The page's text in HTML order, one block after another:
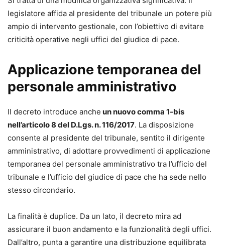
legislatore affida al presidente del tribunale un potere più
ampio di intervento gestionale, con l’obiettivo di evitare
criticità operative negli uffici del giudice di pace.
Applicazione temporanea del
personale amministrativo
Il decreto introduce anche un nuovo comma 1-bis
nell’articolo 8 del D.Lgs. n. 116/2017. La disposizione
consente al presidente del tribunale, sentito il dirigente
amministrativo, di adottare provvedimenti di applicazione
temporanea del personale amministrativo tra l’ufficio del
tribunale e l’ufficio del giudice di pace che ha sede nello
stesso circondario.
La finalità è duplice. Da un lato, il decreto mira ad
assicurare il buon andamento e la funzionalità degli uffici.
Dall’altro, punta a garantire una distribuzione equilibrata